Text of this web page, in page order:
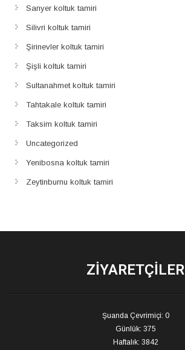
Sarıyer koltuk tamiri
Silivri koltuk tamiri
Şirinevler koltuk tamiri
Şişli koltuk tamiri
Sultanahmet koltuk tamiri
Tahtakale koltuk tamiri
Taksim koltuk tamiri
Uncategorized
Yenibosna koltuk tamiri
Zeytinburnu koltuk tamiri
ZIYARETÇILER
Şuanda Çevrimiçi: 0
Günlük: 375
Haftalık: 3842